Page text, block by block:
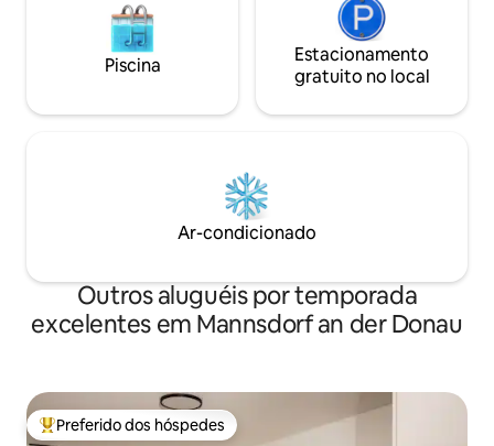
para férias ou viagens de negócios, bom
para estadias de alguns dias, estadia
mais longa. O exterior tem um grande
jardim com pequena piscina,grande
encantadora para os dias de verão.
Piscina
Estacionamento
gratuito no local
Ar-condicionado
Outros aluguéis por temporada
excelentes em Mannsdorf an der Donau
Entre os melhores preferidos dos hóspedes
Preferido dos hóspedes